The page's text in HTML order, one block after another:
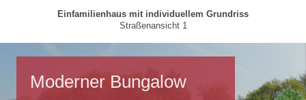
Einfamilienhaus mit individuellem Grundriss
Straßenansicht 1
Moderner Bungalow